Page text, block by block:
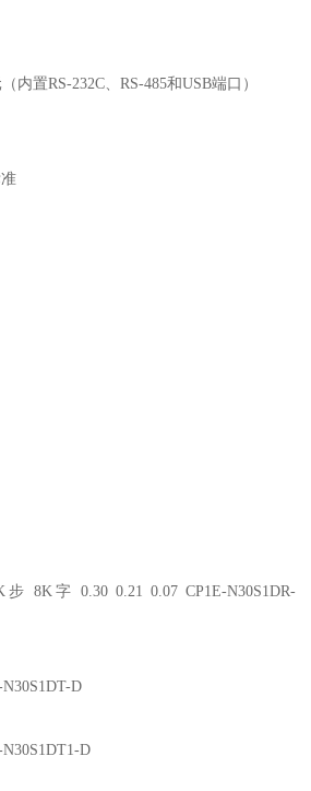
内置RS-232C、RS-485和USB端口）
8K字 0.30 0.21 0.07 CP1E-N30S1DR-
D
D